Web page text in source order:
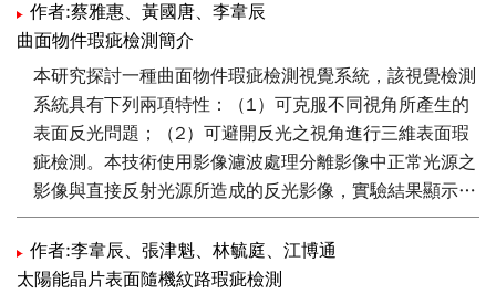
作者:蔡雅惠、黃國唐、李韋辰
曲面物件瑕疵檢測簡介
本研究探討一種曲面物件瑕疵檢測視覺系統，該視覺檢測
系統具有下列兩項特性：（1）可克服不同視角所產生的
表面反光問題；（2）可避開反光之視角進行三維表面瑕
疵檢測。本技術使用影像濾波處理分離影像中正常光源之
影像與直接反射光源所造成的反光影像，實驗結果顯示本
系統可有效避免不同視角所造成的反光區域，相較於傳統
的二維視覺檢測系統只可用於平面檢測（例如晶圓或電路
板），本曲面物件檢測系統可實際應用於工業產品的三維
作者:李韋辰、張津魁、林毓庭、江博通
太陽能晶片表面隨機紋路瑕疵檢測